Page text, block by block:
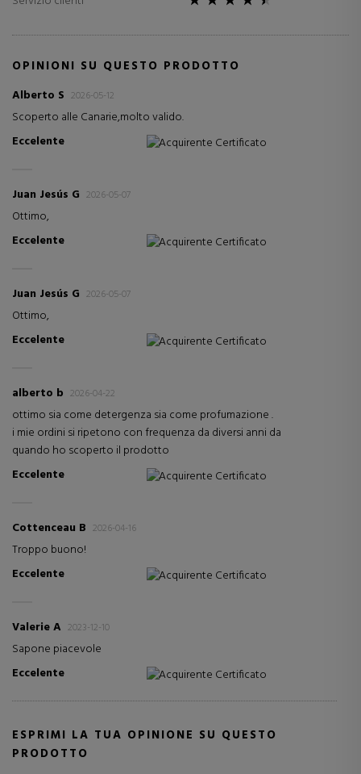
OPINIONI SU QUESTO PRODOTTO
Alberto S 2026-05-12
Scoperto alle Canarie,molto valido.
Eccelente
Acquirente Certificato
Juan Jesús G 2026-05-07
Ottimo,
Eccelente
Acquirente Certificato
Juan Jesús G 2026-05-07
Ottimo,
Eccelente
Acquirente Certificato
alberto b 2026-04-22
ottimo sia come detergenza sia come profumazione .
i mie ordini si ripetono con frequenza da diversi anni da
quando ho scoperto il prodotto
Eccelente
Acquirente Certificato
Cottenceau B 2026-04-16
Troppo buono!
Eccelente
Acquirente Certificato
Valerie A 2023-12-10
Sapone piacevole
Eccelente
Acquirente Certificato
ESPRIMI LA TUA OPINIONE SU QUESTO
PRODOTTO